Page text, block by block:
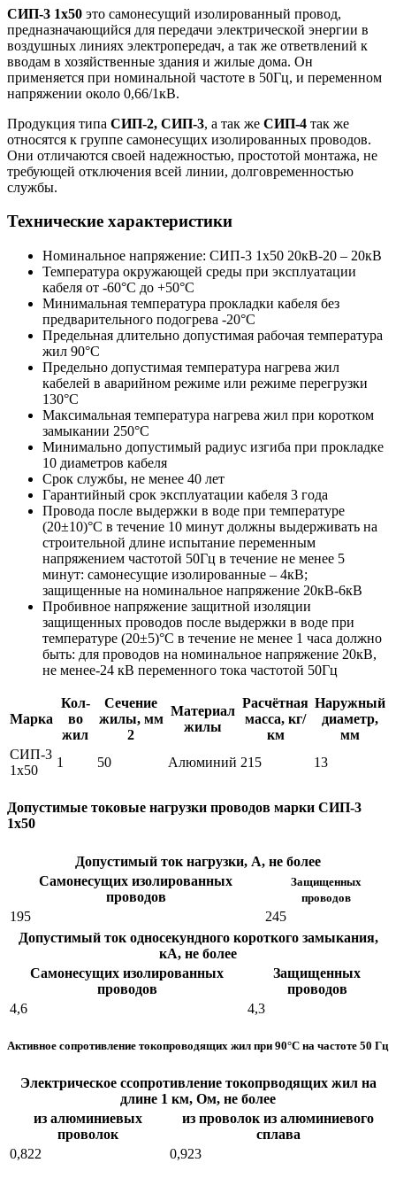
СИП-3 1х50 это самонесущий изолированный провод,
предназначающийся для передачи электрической энергии в
воздушных линиях электропередач, а так же ответвлений к
вводам в хозяйственные здания и жилые дома. Он
применяется при номинальной частоте в 50Гц, и переменном
напряжении около 0,66/1кВ.
Продукция типа СИП-2, СИП-3, а так же СИП-4 так же
относятся к группе самонесущих изолированных проводов.
Они отличаются своей надежностью, простотой монтажа, не
требующей отключения всей линии, долговременностью
службы.
Технические характеристики
Номинальное напряжение: СИП-3 1х50 20кВ-20 – 20кВ
Температура окружающей среды при эксплуатации
кабеля от -60°С до +50°С
Минимальная температура прокладки кабеля без
предварительного подогрева -20°С
Предельная длительно допустимая рабочая температура
жил 90°С
Предельно допустимая температура нагрева жил
кабелей в аварийном режиме или режиме перегрузки
130°С
Максимальная температура нагрева жил при коротком
замыкании 250°С
Минимально допустимый радиус изгиба при прокладке
10 диаметров кабеля
Срок службы, не менее 40 лет
Гарантийный срок эксплуатации кабеля 3 года
Провода после выдержки в воде при температуре
(20±10)°C в течение 10 минут должны выдерживать на
строительной длине испытание переменным
напряжением частотой 50Гц в течение не менее 5
минут: самонесущие изолированные – 4кВ;
защищенные на номинальное напряжение 20кВ-6кВ
Пробивное напряжение защитной изоляции
защищенных проводов после выдержки в воде при
температуре (20±5)°С в течение не менее 1 часа должно
быть: для проводов на номинальное напряжение 20кВ,
не менее-24 кВ переменного тока частотой 50Гц
Марка
Кол-
во
жил
Сечение
жилы, мм
2
Материал
жилы
Расчётная
масса, кг/
км
Наружный
диаметр,
мм
СИП-3
1х50
1 50 Алюминий 215 13
Допустимые токовые нагрузки проводов марки СИП-3
1х50
Допустимый ток нагрузки, А, не более
Самонесущих изолированных
проводов
Защищенных
проводов
195
245
Допустимый ток односекундного короткого замыкания,
кА, не более
Самонесущих изолированных
проводов
Защищенных
проводов
4,6
4,3
Активное сопротивление токопроводящих жил при 90°C на частоте 50 Гц
Электрическое ссопротивление токопрводящих жил на
длине 1 км, Ом, не более
из алюминиевых
проволок
из проволок из алюминиевого
сплава
0,822
0,923